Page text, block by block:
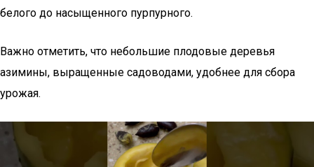
белого до насыщенного пурпурного.
Важно отметить, что небольшие плодовые деревья
азимины, выращенные садоводами, удобнее для сбора
урожая.